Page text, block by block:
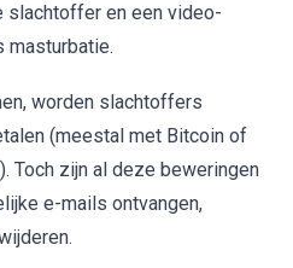
slachtoffer en een video-
masturbatie.
worden slachtoffers
(meestal met Bitcoin of
Toch zijn al deze beweringen
e-mails ontvangen,